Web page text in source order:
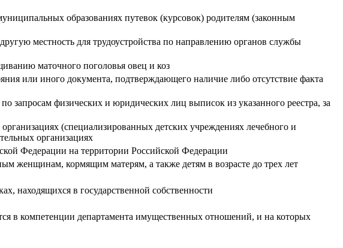
образованиях путевок (курсовок) родителям (законным
местность для трудоустройства по направлению органов службы
маточного поголовья овец и коз
или иного документа, подтверждающего наличие либо отсутствие факта
запросам физических и юридических лиц выписок из указанного реестра, за
(специализированных детских учреждениях лечебного и
организациях
Федерации на территории Российской Федерации
женщинам, кормящим матерям, а также детям в возрасте до трех лет
находящихся в государственной собственности
в компетенции департамента имущественных отношений, и на которых